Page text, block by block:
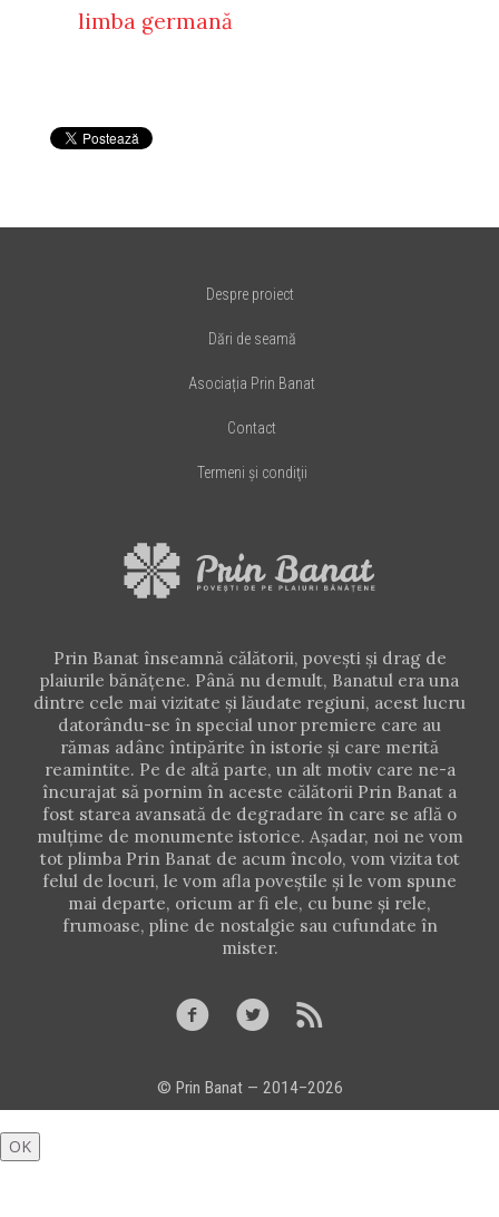
limba germană
Despre proiect
Dări de seamă
Asociația Prin Banat
Contact
Termeni şi condiţii
Prin Banat înseamnă călătorii, poveşti şi drag de
plaiurile bănăţene. Până nu demult, Banatul era una
dintre cele mai vizitate şi lăudate regiuni, acest lucru
datorându-se în special unor premiere care au
rămas adânc întipărite în istorie şi care merită
reamintite. Pe de altă parte, un alt motiv care ne-a
încurajat să pornim în aceste călătorii Prin Banat a
fost starea avansată de degradare în care se află o
mulţime de monumente istorice. Aşadar, noi ne vom
tot plimba Prin Banat de acum încolo, vom vizita tot
felul de locuri, le vom afla poveştile şi le vom spune
mai departe, oricum ar fi ele, cu bune şi rele,
frumoase, pline de nostalgie sau cufundate în
mister.
  
© Prin Banat — 2014–2026
OK